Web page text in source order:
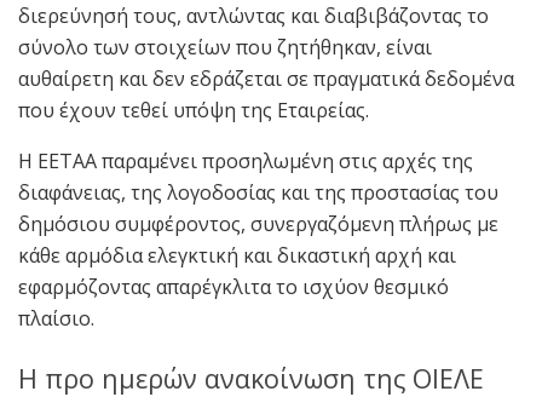
διερεύνησή τους, αντλώντας και διαβιβάζοντας το
σύνολο των στοιχείων που ζητήθηκαν, είναι
αυθαίρετη και δεν εδράζεται σε πραγματικά δεδομένα
που έχουν τεθεί υπόψη της Εταιρείας.
Η ΕΕΤΑΑ παραμένει προσηλωμένη στις αρχές της
διαφάνειας, της λογοδοσίας και της προστασίας του
δημόσιου συμφέροντος, συνεργαζόμενη πλήρως με
κάθε αρμόδια ελεγκτική και δικαστική αρχή και
εφαρμόζοντας απαρέγκλιτα το ισχύον θεσμικό
πλαίσιο.
Η προ ημερών ανακοίνωση της ΟΙΕΛΕ